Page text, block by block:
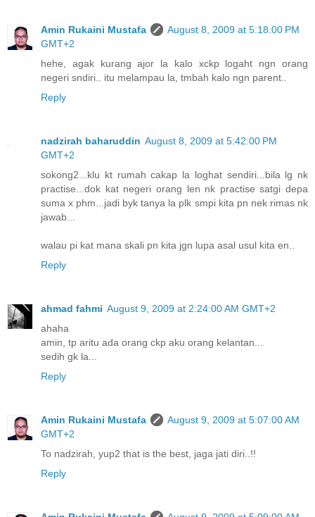
Amin Rukaini Mustafa
August 8, 2009 at 5:18:00 PM
GMT+2
hehe, agak kurang ajor la kalo xckp logaht ngn orang
negeri sndiri.. itu melampau la, tmbah kalo ngn parent..
Reply
nadzirah baharuddin August 8, 2009 at 5:42:00 PM
GMT+2
sokong2...klu kt rumah cakap la loghat sendiri...bila lg nk
practise...dok kat negeri orang len nk practise satgi depa
suma x phm...jadi byk tanya la plk smpi kita pn nek rimas nk
jawab...
walau pi kat mana skali pn kita jgn lupa asal usul kita en..
Reply
ahmad fahmi August 9, 2009 at 2:24:00 AM GMT+2
ahaha
amin, tp aritu ada orang ckp aku orang kelantan...
sedih gk la...
Reply
Amin Rukaini Mustafa
August 9, 2009 at 5:07:00 AM
GMT+2
To nadzirah, yup2 that is the best, jaga jati diri..!!
Reply